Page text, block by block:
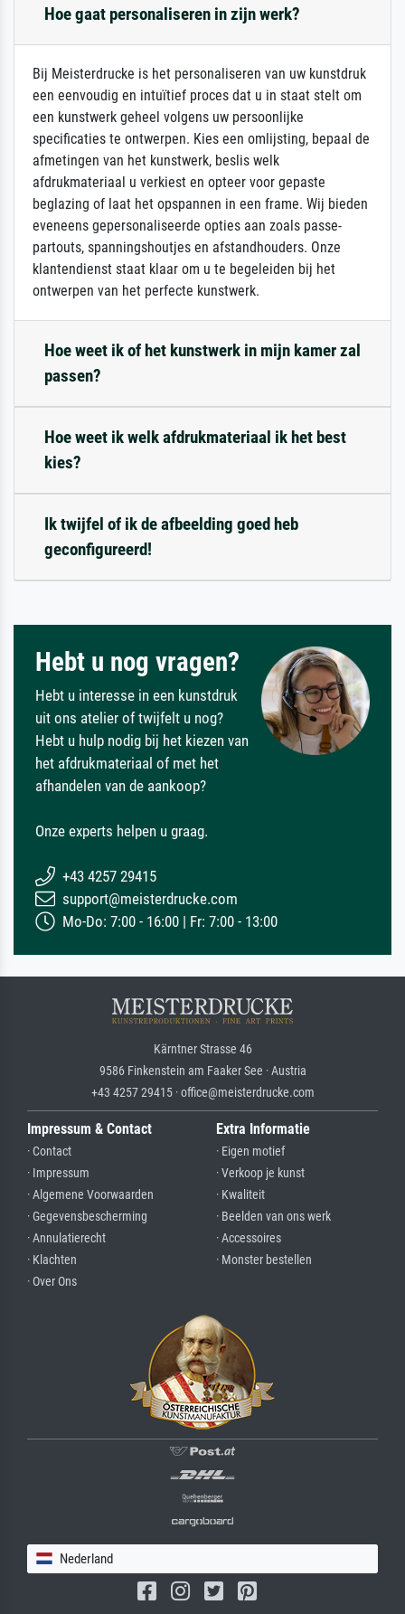
Hoe gaat personaliseren in zijn werk?
Bij Meisterdrucke is het personaliseren van uw kunstdruk
een eenvoudig en intuïtief proces dat u in staat stelt om
een kunstwerk geheel volgens uw persoonlijke
specificaties te ontwerpen. Kies een omlijsting, bepaal de
afmetingen van het kunstwerk, beslis welk
afdrukmateriaal u verkiest en opteer voor gepaste
beglazing of laat het opspannen in een frame. Wij bieden
eveneens gepersonaliseerde opties aan zoals passe-
partouts, spanningshoutjes en afstandhouders. Onze
klantendienst staat klaar om u te begeleiden bij het
ontwerpen van het perfecte kunstwerk.
Hoe weet ik of het kunstwerk in mijn kamer zal
passen?
Hoe weet ik welk afdrukmateriaal ik het best
kies?
Ik twijfel of ik de afbeelding goed heb
geconfigureerd!
Hebt u nog vragen?
Hebt u interesse in een kunstdruk
uit ons atelier of twijfelt u nog?
Hebt u hulp nodig bij het kiezen van
het afdrukmateriaal of met het
afhandelen van de aankoop?
Onze experts helpen u graag.
+43 4257 29415
support@meisterdrucke.com
Mo-Do: 7:00 - 16:00 | Fr: 7:00 - 13:00
Kärntner Strasse 46
9586 Finkenstein am Faaker See · Austria
+43 4257 29415 · office@meisterdrucke.com
Impressum & Contact
· Contact
· Impressum
· Algemene Voorwaarden
· Gegevensbescherming
· Annulatierecht
· Klachten
· Over Ons
Extra Informatie
· Eigen motief
· Verkoop je kunst
· Kwaliteit
· Beelden van ons werk
· Accessoires
· Monster bestellen
Nederland